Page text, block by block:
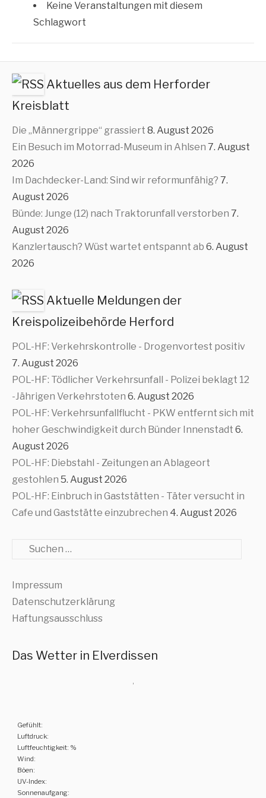
Kei­ne Ver­an­stal­tun­gen mit die­sem
Schlagwort
Aktuelles aus dem Herforder
Kreisblatt
Die „Männergrippe“ grassiert 8. August 2026
Ein Besuch im Motorrad-Museum in Ahlsen 7. August
2026
Im Dachdecker-Land: Sind wir reformunfähig? 7.
August 2026
Bünde: Junge (12) nach Traktorunfall verstorben 7.
August 2026
Kanzlertausch? Wüst wartet entspannt ab 6. August
2026
Aktuelle Meldungen der
Kreispolizeibehörde Herford
POL-HF: Verkehrskontrolle - Drogenvortest positiv
7. August 2026
POL-HF: Tödlicher Verkehrsunfall - Polizei beklagt 12
-Jährigen Verkehrstoten 6. August 2026
POL-HF: Verkehrsunfallflucht - PKW entfernt sich mit
hoher Geschwindigkeit durch Bünder Innenstadt 6.
August 2026
POL-HF: Diebstahl - Zeitungen an Ablageort
gestohlen 5. August 2026
POL-HF: Einbruch in Gaststätten - Täter versucht in
Cafe und Gaststätte einzubrechen 4. August 2026
Suche
Impressum
Datenschutzerklärung
Haftungsausschluss
Das Wetter in Elverdissen
Gefühlt:
Luftdruck:
Luftfeuchtigkeit: %
Wind:
Böen:
UV-Index:
Sonnenaufgang: